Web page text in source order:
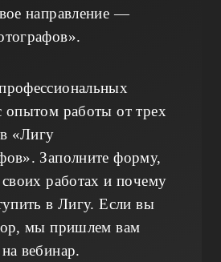
направление —
опытом работы от трех
«Лигу
Заполните форму,
работах и почему
в Лигу. Если вы
мы пришлем вам
вебинар.